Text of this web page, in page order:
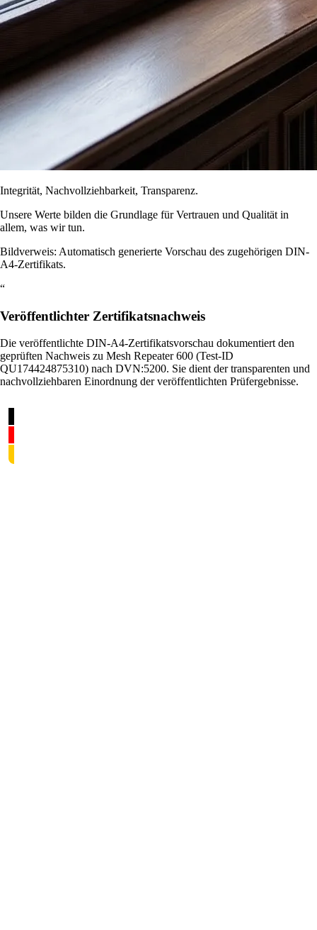
Integrität, Nachvollziehbarkeit, Transparenz.
Unsere Werte bilden die Grundlage für Vertrauen und Qualität in
allem, was wir tun.
Bildverweis: Automatisch generierte Vorschau des zugehörigen DIN-
A4-Zertifikats.
“
Veröffentlichter Zertifikatsnachweis
Die veröffentlichte DIN-A4-Zertifikatsvorschau dokumentiert den
geprüften Nachweis zu Mesh Repeater 600 (Test-ID
QU174424875310) nach DVN:5200. Sie dient der transparenten und
nachvollziehbaren Einordnung der veröffentlichten Prüfergebnisse.